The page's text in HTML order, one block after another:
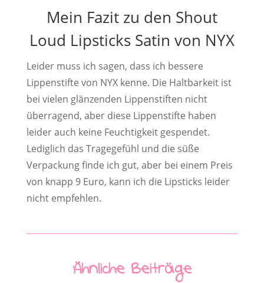
Mein Fazit zu den Shout
Loud Lipsticks Satin von NYX
Leider muss ich sagen, dass ich bessere
Lippenstifte von NYX kenne. Die Haltbarkeit ist
bei vielen glänzenden Lippenstiften nicht
überragend, aber diese Lippenstifte haben
leider auch keine Feuchtigkeit gespendet.
Lediglich das Tragegefühl und die süße
Verpackung finde ich gut, aber bei einem Preis
von knapp 9 Euro, kann ich die Lipsticks leider
nicht empfehlen.
Ähnliche Beiträge